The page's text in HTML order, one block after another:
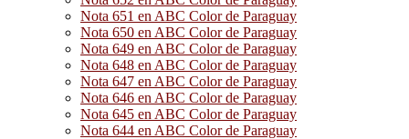
Nota 651 en ABC Color de Paraguay
Nota 650 en ABC Color de Paraguay
Nota 649 en ABC Color de Paraguay
Nota 648 en ABC Color de Paraguay
Nota 647 en ABC Color de Paraguay
Nota 646 en ABC Color de Paraguay
Nota 645 en ABC Color de Paraguay
Nota 644 en ABC Color de Paraguay